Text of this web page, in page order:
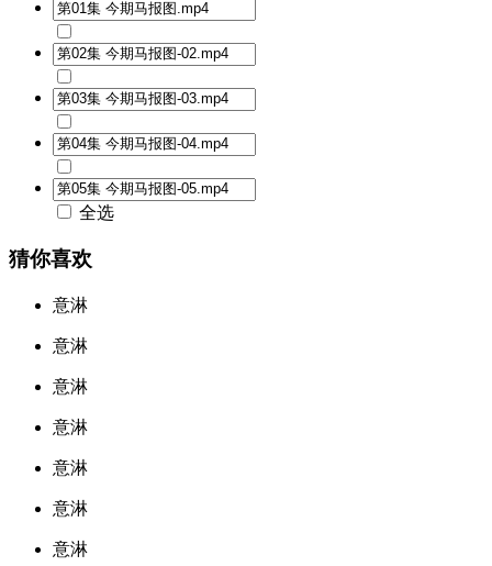
全选
猜你喜欢
意淋
意淋
意淋
意淋
意淋
意淋
意淋